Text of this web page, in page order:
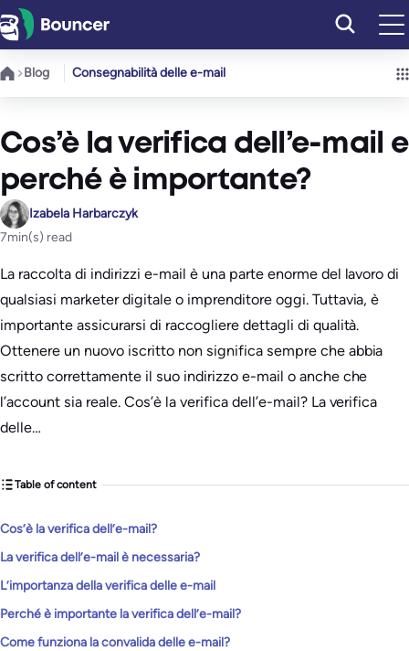
Vai
al
contenuto
Blog Consegnabilità delle e-mail
Cos’è la verifica dell’e-mail e
perché è importante?
Izabela Harbarczyk
7min(s) read
La raccolta di indirizzi e-mail è una parte enorme del lavoro di
qualsiasi marketer digitale o imprenditore oggi. Tuttavia, è
importante assicurarsi di raccogliere dettagli di qualità.
Ottenere un nuovo iscritto non significa sempre che abbia
scritto correttamente il suo indirizzo e-mail o anche che
l’account sia reale. Cos’è la verifica dell’e-mail? La verifica
delle…
Table of content
Cos’è la verifica dell’e-mail?
La verifica dell’e-mail è necessaria?
L’importanza della verifica delle e-mail
Perché è importante la verifica dell’e-mail?
Come funziona la convalida delle e-mail?